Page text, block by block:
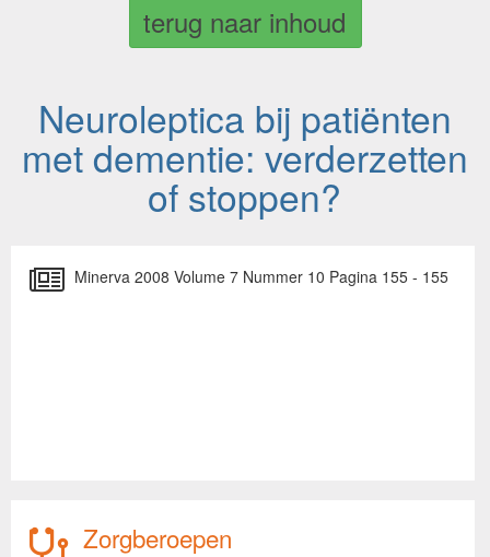
terug naar inhoud
Neuroleptica bij patiënten
met dementie: verderzetten
of stoppen?
Minerva 2008 Volume 7 Nummer 10 Pagina 155 - 155
Zorgberoepen